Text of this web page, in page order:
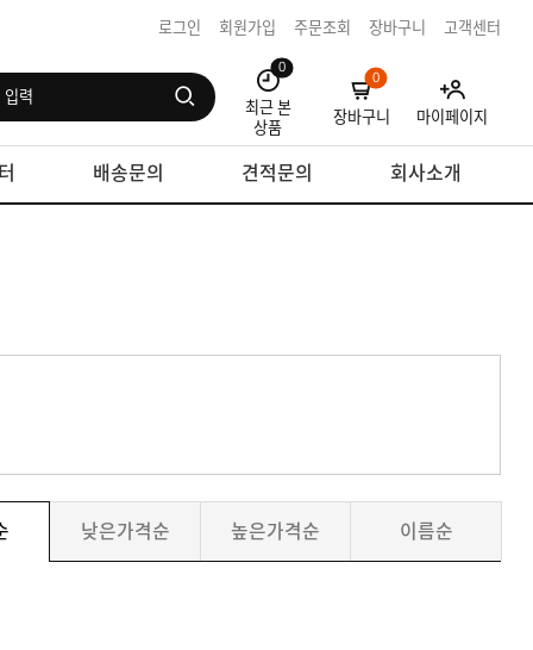
로그인 회원가입 주문조회 장바구니 고객센터
0
최근 본
상품
0
장바구니 마이페이지
배송문의 견적문의 회사소개
낮은가격순 높은가격순 이름순